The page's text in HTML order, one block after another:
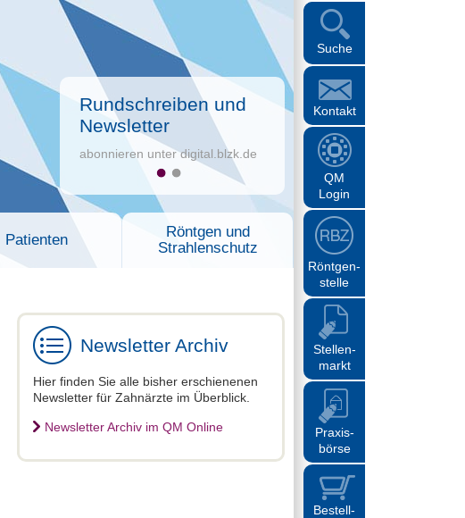
Suche
Kontakt
QM
Login
Röntgen-
stelle
Stellen-
markt
Praxis-
börse
Bestell-
Rundschreiben und
Newsletter
abonnieren unter digital.blzk.de
Patienten
Röntgen und
Strahlenschutz
Newsletter Archiv
Hier finden Sie alle bisher erschienenen
Newsletter für Zahnärzte im Überblick.
Newsletter Archiv im QM Online